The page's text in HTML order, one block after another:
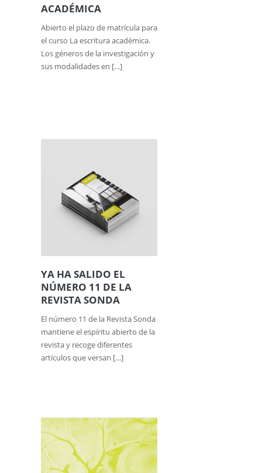
el curso La escritura académica.
Los géneros de la investigación y
sus modalidades en […]
NÚMERO 11 DE LA
REVISTA SONDA
mantiene el espíritu abierto de la
revista y recoge diferentes
artículos que versan […]